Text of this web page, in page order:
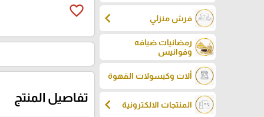
فرش منزلي chevron_left
رمضانيات ضيافه
وفوانيس
ألات وكبسولات القهوة
المنتجات الالكترونية chevron_left
favorite_border
تفاصيل المنتج